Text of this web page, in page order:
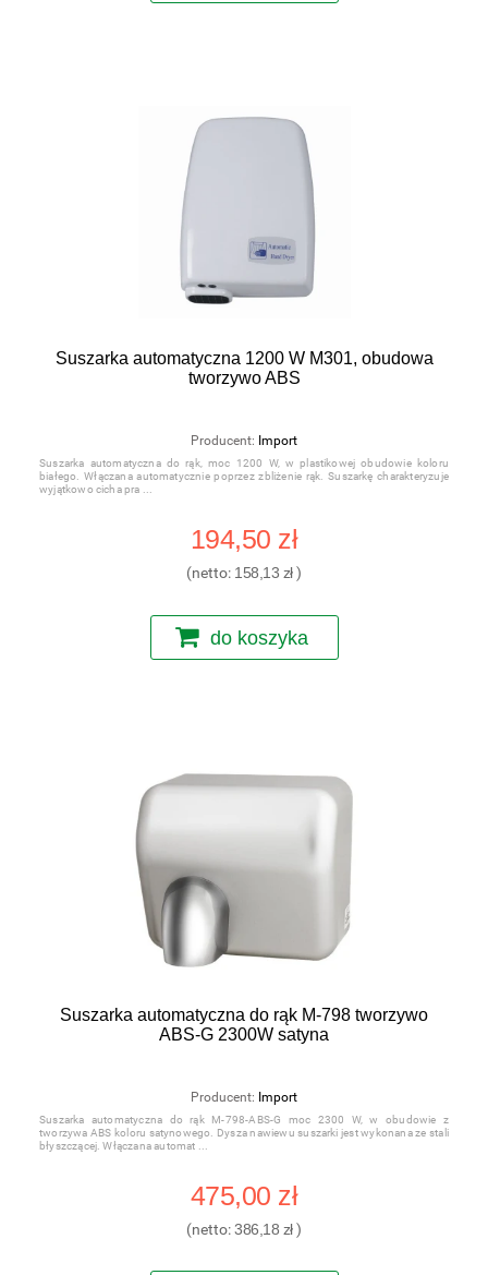
Suszarka automatyczna 1200 W M301, obudowa
tworzywo ABS
Producent: Import
Suszarka automatyczna do rąk, moc 1200 W, w plastikowej obudowie koloru
białego. Włączana automatycznie poprzez zbliżenie rąk. Suszarkę charakteryzuje
wyjątkowo cicha pra
194,50 zł
(netto: 158,13 zł)
do koszyka
Suszarka automatyczna do rąk M-798 tworzywo
ABS-G 2300W satyna
Producent: Import
Suszarka automatyczna do rąk M-798-ABS-G moc 2300 W, w obudowie z
tworzywa ABS koloru satynowego. Dysza nawiewu suszarki jest wykonana ze stali
błyszczącej. Włączana automat
475,00 zł
(netto:386,18 zł)